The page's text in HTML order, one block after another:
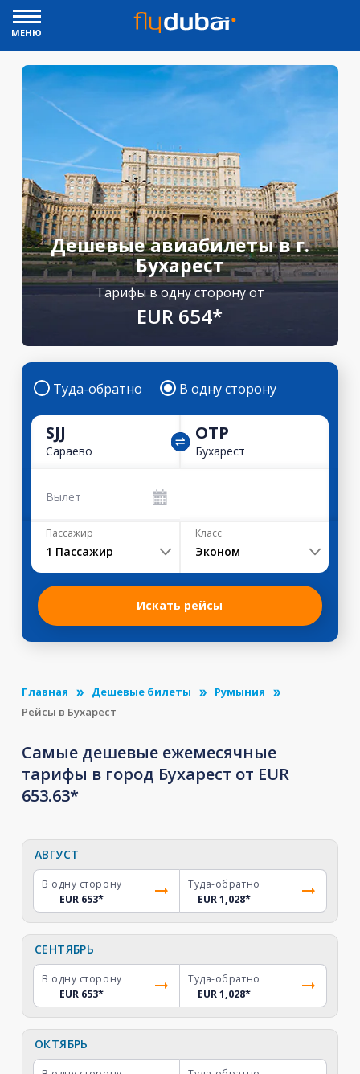
МЕНЮ
Дешевые авиабилеты в г.
Бухарест
Тарифы в одну сторону от
EUR 654*
Туда-обратно В одну сторону
SJJ
Сараево
OTP
Бухарест
Вылет
Пассажир
1 Пассажир
Класс
Эконом
Искать рейсы
Главная Дешевые билеты
Румыния
Рейсы в Бухарест
Самые дешевые ежемесячные
тарифы в город Бухарест от EUR
653.63*
АВГУСТ
В одну сторону
EUR 653*
Туда-обратно
EUR 1,028*
СЕНТЯБРЬ
В одну сторону
EUR 653*
Туда-обратно
EUR 1,028*
ОКТЯБРЬ